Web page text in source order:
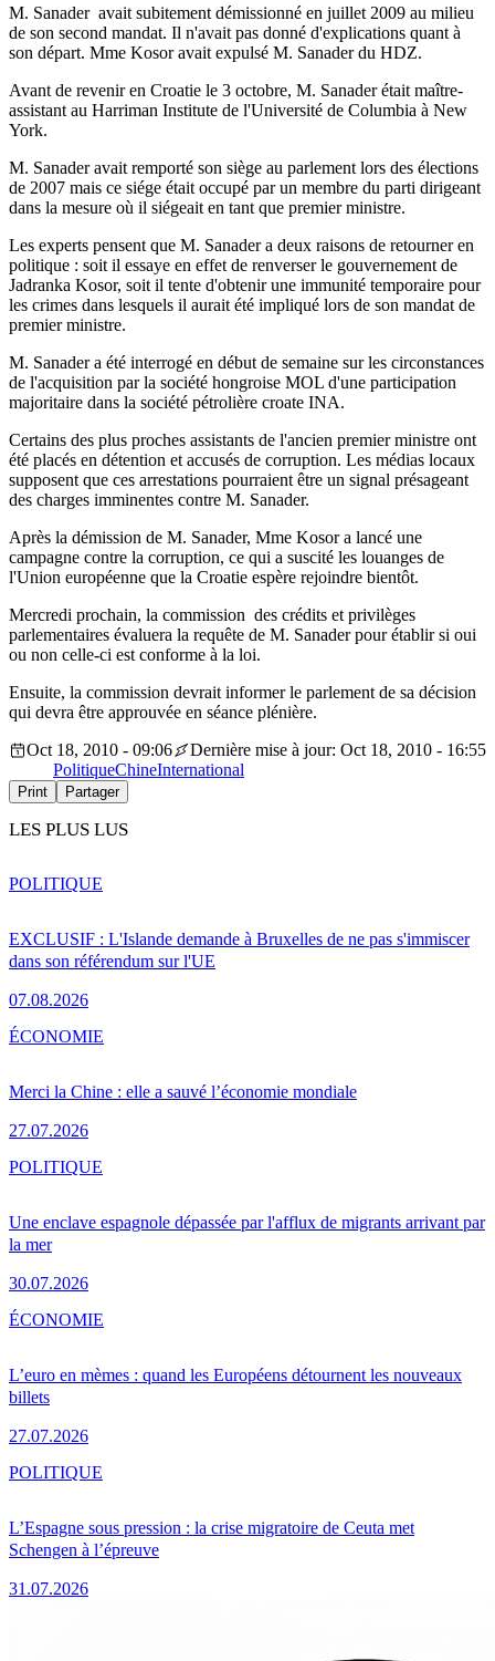
M. Sanader avait subitement démissionné en juillet 2009 au milieu
de son second mandat. Il n'avait pas donné d'explications quant à
son départ. Mme Kosor avait expulsé M. Sanader du HDZ.
Avant de revenir en Croatie le 3 octobre, M. Sanader était maître-
assistant au Harriman Institute de l'Université de Columbia à New
York.
M. Sanader avait remporté son siège au parlement lors des élections
de 2007 mais ce siége était occupé par un membre du parti dirigeant
dans la mesure où il siégeait en tant que premier ministre.
Les experts pensent que M. Sanader a deux raisons de retourner en
politique : soit il essaye en effet de renverser le gouvernement de
Jadranka Kosor, soit il tente d'obtenir une immunité temporaire pour
les crimes dans lesquels il aurait été impliqué lors de son mandat de
premier ministre.
M. Sanader a été interrogé en début de semaine sur les circonstances
de l'acquisition par la société hongroise MOL d'une participation
majoritaire dans la société pétrolière croate INA.
Certains des plus proches assistants de l'ancien premier ministre ont
été placés en détention et accusés de corruption. Les médias locaux
supposent que ces arrestations pourraient être un signal présageant
des charges imminentes contre M. Sanader.
Après la démission de M. Sanader, Mme Kosor a lancé une
campagne contre la corruption, ce qui a suscité les louanges de
l'Union européenne que la Croatie espère rejoindre bientôt.
Mercredi prochain, la commission des crédits et privilèges
parlementaires évaluera la requête de M. Sanader pour établir si oui
ou non celle-ci est conforme à la loi.
Ensuite, la commission devrait informer le parlement de sa décision
qui devra être approuvée en séance plénière.
Oct 18, 2010 - 09:06
Dernière mise à jour: Oct 18, 2010 - 16:55
PolitiqueChineInternational
Print Partager
LES PLUS LUS
EXCLUSIF : L'Islande demande à Bruxelles de ne pas s'immiscer
dans son référendum sur l'UE
07.08.2026
POLITIQUE
Merci la Chine : elle a sauvé l’économie mondiale
27.07.2026
ÉCONOMIE
Une enclave espagnole dépassée par l'afflux de migrants arrivant par
la mer
30.07.2026
POLITIQUE
L’euro en mèmes : quand les Européens détournent les nouveaux
billets
27.07.2026
ÉCONOMIE
L’Espagne sous pression : la crise migratoire de Ceuta met
Schengen à l’épreuve
31.07.2026
POLITIQUE